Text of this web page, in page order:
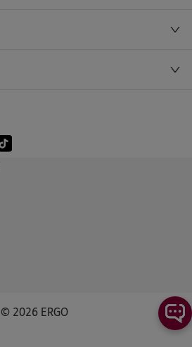
© 2026 ERGO